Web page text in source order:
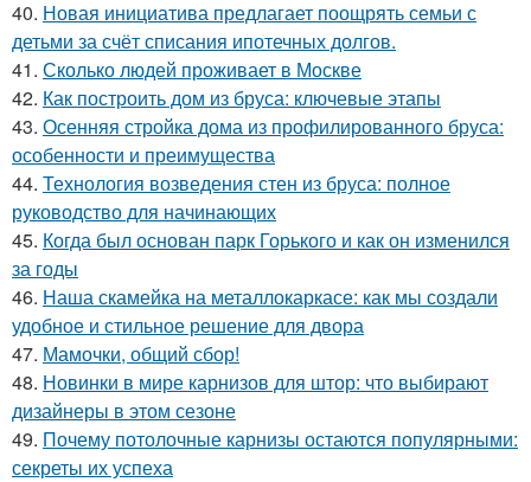
40. Новая инициатива предлагает поощрять семьи с
детьми за счёт списания ипотечных долгов.
41. Сколько людей проживает в Москве
42. Как построить дом из бруса: ключевые этапы
43. Осенняя стройка дома из профилированного бруса:
особенности и преимущества
44. Технология возведения стен из бруса: полное
руководство для начинающих
45. Когда был основан парк Горького и как он изменился
за годы
46. Наша скамейка на металлокаркасе: как мы создали
удобное и стильное решение для двора
47. Мамочки, общий сбор!
48. Новинки в мире карнизов для штор: что выбирают
дизайнеры в этом сезоне
49. Почему потолочные карнизы остаются популярными:
секреты их успеха